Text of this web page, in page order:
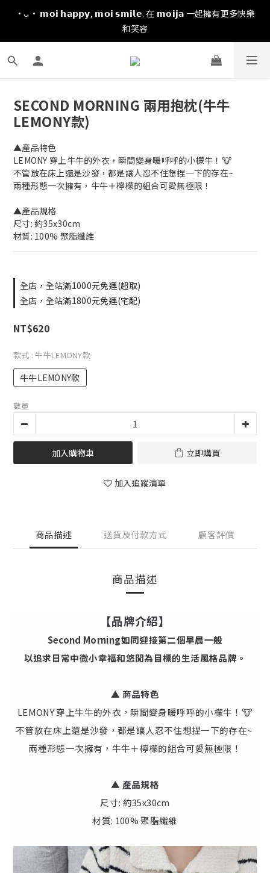
·ᴗ· 𝗺𝗼𝗶 𝗵𝗮𝗽𝗽𝘆, 𝗺𝗼𝗶 𝘀𝗺𝗶𝗹𝗲. 在 𝗺𝗼𝗶𝗷𝗮 一起擁有更多快樂
和笑容
SECOND MORNING 兩用抱枕(牛牛
LEMONY款)
▲產品特色
LEMONY 穿上牛牛的外衣，瞬間變身暖呼呼的小檬牛！🐮
不管放在床上還是沙發，都是讓人忍不住想捏一下的存在~
兩種形態一次擁有，牛牛＋檸檬的組合可愛無極限！
▲產品規格
尺寸: 約35x30cm
材質: 100% 聚脂纖維
全店，全站滿1000元免運(超取)
全店，全站滿1800元免運(宅配)
NT$620
款式 : 牛牛LEMONY款
牛牛LEMONY款
數量
加入購物車 立即購買
加入追蹤清單
商品描述 送貨及付款方式 顧客評價
商品描述
【品牌介紹】
Second Morning如同迎接第二個早晨一般
以追求日常中微小幸福和悠閒為目標的生活風格品牌。
▲ 商品特色
LEMONY 穿上牛牛的外衣，瞬間變身暖呼呼的小檬牛！🐮
不管放在床上還是沙發，都是讓人忍不住想捏一下的存在~
兩種形態一次擁有，牛牛＋檸檬的組合可愛無極限！
▲ 產品規格
尺寸: 約35x30cm
材質: 100% 聚脂纖維